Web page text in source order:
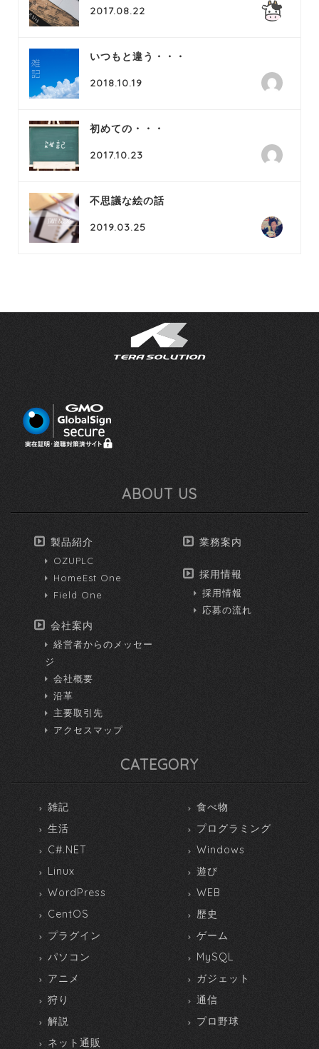
2017.08.22
いつもと違う・・・
2018.10.19
初めての・・・
2017.10.23
不思議な絵の話
2019.03.25
ABOUT US
製品紹介
OZUPLC
HomeEst One
Field One
会社案内
経営者からのメッセー
ジ
会社概要
沿革
主要取引先
アクセスマップ
業務案内
採用情報
採用情報
応募の流れ
CATEGORY
雑記
食べ物
生活
プログラミング
C#.NET
Windows
Linux
遊び
WordPress
WEB
CentOS
歴史
プラグイン
ゲーム
パソコン
MySQL
アニメ
ガジェット
狩り
通信
解説
プロ野球
ネット通販